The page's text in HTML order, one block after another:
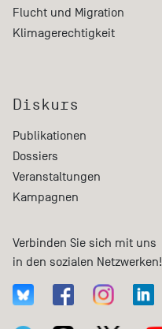
Flucht und Migration
Klimagerechtigkeit
Diskurs
Publikationen
Dossiers
Veranstaltungen
Kampagnen
Verbinden Sie sich mit uns
in den sozialen Netzwerken!